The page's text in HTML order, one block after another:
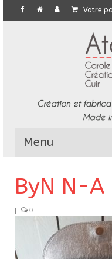
Votre
Menu
Collection
Commandes
E-Boutique
ByN N-A
| 0